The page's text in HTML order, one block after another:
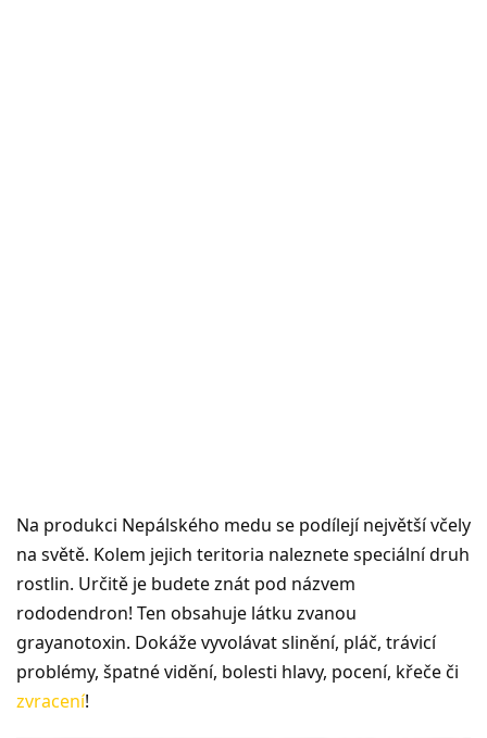
Na produkci Nepálského medu se podílejí největší včely
na světě. Kolem jejich teritoria naleznete speciální druh
rostlin. Určitě je budete znát pod názvem
rododendron! Ten obsahuje látku zvanou
grayanotoxin. Dokáže vyvolávat slinění, pláč, trávicí
problémy, špatné vidění, bolesti hlavy, pocení, křeče či
zvracení!